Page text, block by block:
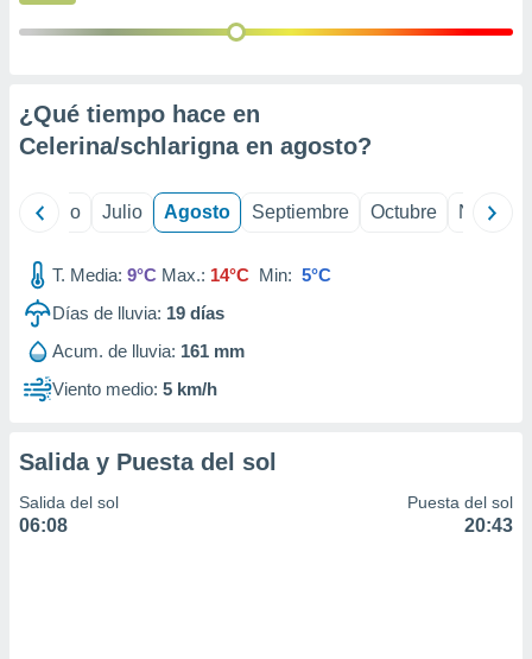
e
mediante
de
¿Qué tiempo hace en
Celerina/schlarigna en agosto?
Junio Julio Agosto Septiembre Octubre
T. Media: 9°C Max.: 14°C Min: 5°C
Días de lluvia: 19 días
Acum. de lluvia: 161 mm
Viento medio: 5 km/h
Salida y Puesta del sol
Salida del sol
06:08
Puesta del sol
20:43